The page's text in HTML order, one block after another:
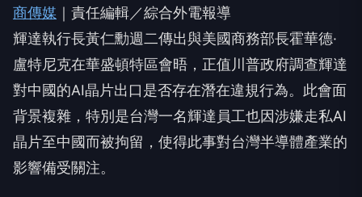
商傳媒 ｜責任編輯／綜合外電報導
輝達執行長黃仁勳週二傳出與美國商務部長霍華德·
盧特尼克在華盛頓特區會晤，正值川普政府調查輝達
對中國的AI晶片出口是否存在潛在違規行為。此會面
背景複雜，特別是台灣一名輝達員工也因涉嫌走私AI
晶片至中國而被拘留，使得此事對台灣半導體產業的
影響備受關注。